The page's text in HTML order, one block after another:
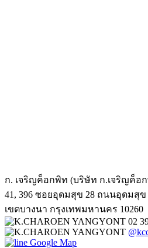
ก. เจริญค็อกพิท (บริษัท ก.เจริญค็อ
41, 396 ซอยอุดมสุข 28 ถนนอุดมสุ
เขตบางนา กรุงเทพมหานคร 10260
02
Google Map